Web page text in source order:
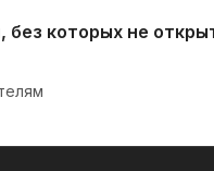
без которых не